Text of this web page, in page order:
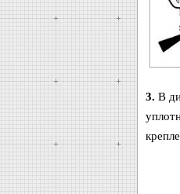
3. В